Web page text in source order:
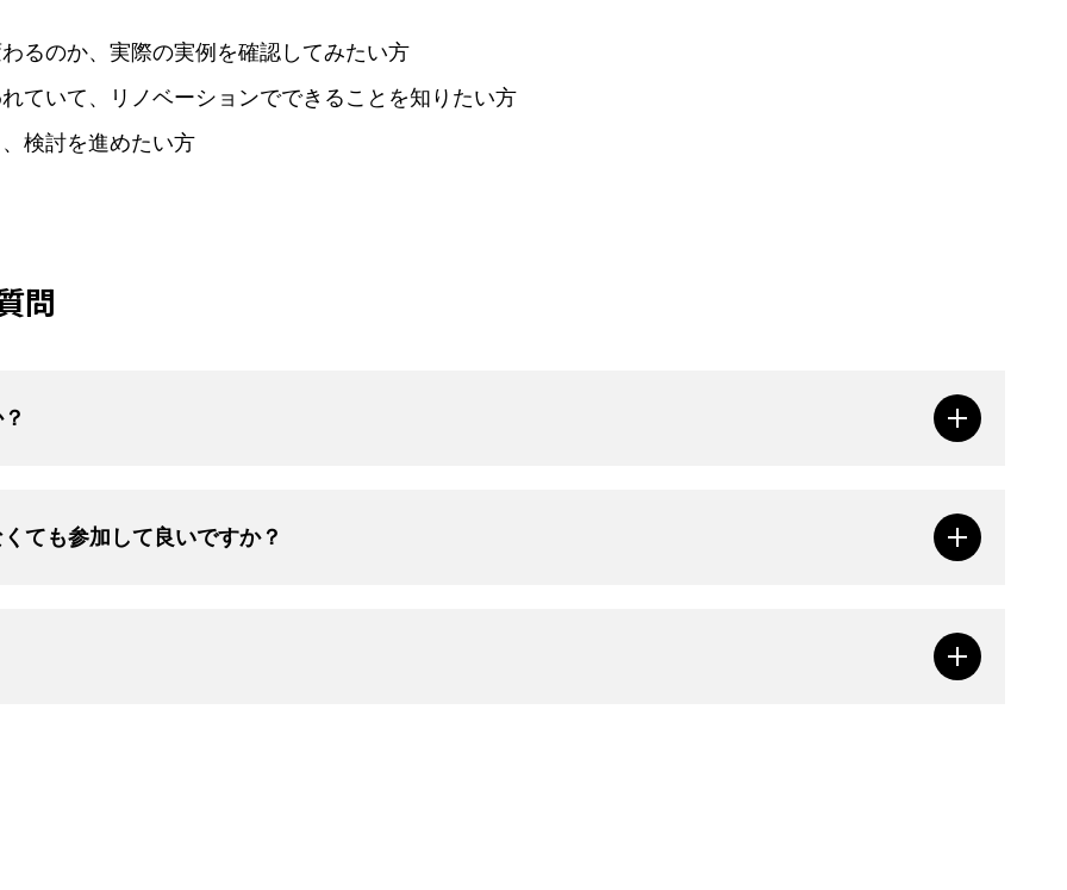
るのか、実際の実例を確認してみたい方
ていて、リノベーションでできることを知りたい方
検討を進めたい方
問
ても参加して良いですか？